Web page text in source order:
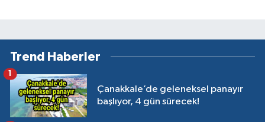
Trend Haberler
Çanakkale’de geleneksel panayır
başlıyor, 4 gün sürecek!
1